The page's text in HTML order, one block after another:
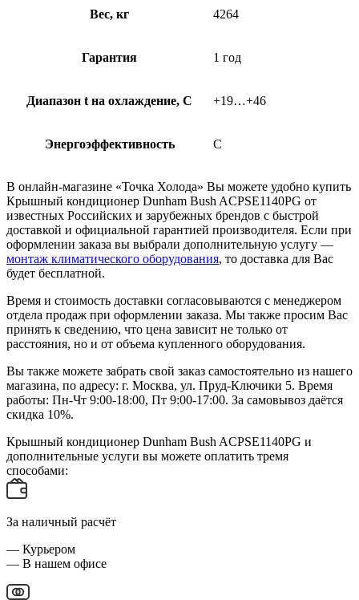
Вес, кг 4264
Гарантия 1 год
Диапазон t на охлаждение, С +19…+46
Энергоэффективность C
В онлайн-магазине «Точка Холода» Вы можете удобно купить
Крышный кондиционер Dunham Bush ACPSE1140PG от
известных Российских и зарубежных брендов с быстрой
доставкой и официальной гарантией производителя. Если при
оформлении заказа вы выбрали дополнительную услугу —
монтаж климатического оборудования, то доставка для Вас
будет бесплатной.
Время и стоимость доставки согласовываются с менеджером
отдела продаж при оформлении заказа. Мы также просим Вас
принять к сведению, что цена зависит не только от
расстояния, но и от объема купленного оборудования.
Вы также можете забрать свой заказ самостоятельно из нашего
магазина, по адресу: г. Москва, ул. Пруд-Ключики 5. Время
работы: Пн-Чт 9:00-18:00, Пт 9:00-17:00. За самовывоз даётся
скидка 10%.
Крышный кондиционер Dunham Bush ACPSE1140PG и
дополнительные услуги вы можете оплатить тремя
способами:
За наличный расчёт
— Курьером
— В нашем офисе